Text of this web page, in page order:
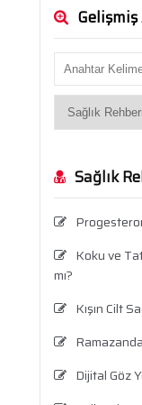
Sağlık
Koku ve
mı?
Kışın Cilt
Dijital Göz